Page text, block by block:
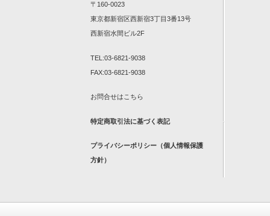
〒160-0023
東京都新宿区西新宿3丁目3番13号
西新宿水間ビル2F
TEL:03-6821-9038
FAX:03-6821-9038
お問合せは こちら
特定商取引法に基づく表記
プライバシーポリシー（個人情報保護
方針）